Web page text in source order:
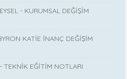
- KURUMSAL DEĞİŞİM
KATİE İNANÇ DEĞİŞİM
TEKNİK EĞİTİM NOTLARI